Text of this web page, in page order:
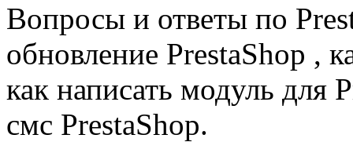
Вопросы и ответы по
обновление PrestaShop ,
как написать модуль для
смс PrestaShop.